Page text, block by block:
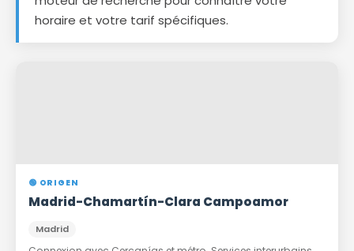
horaire et votre tarif spécifiques.
🟢 ORIGEN
Madrid-Chamartín-Clara Campoamor
Madrid